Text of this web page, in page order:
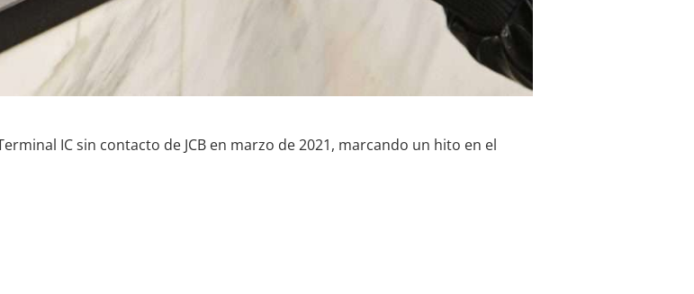
IC sin contacto de JCB en marzo de 2021, marcando un hito en el